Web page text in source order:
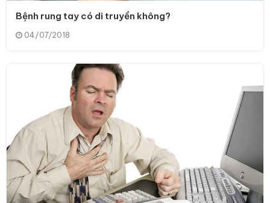
Bệnh rung tay có di truyền không?
04/07/2018